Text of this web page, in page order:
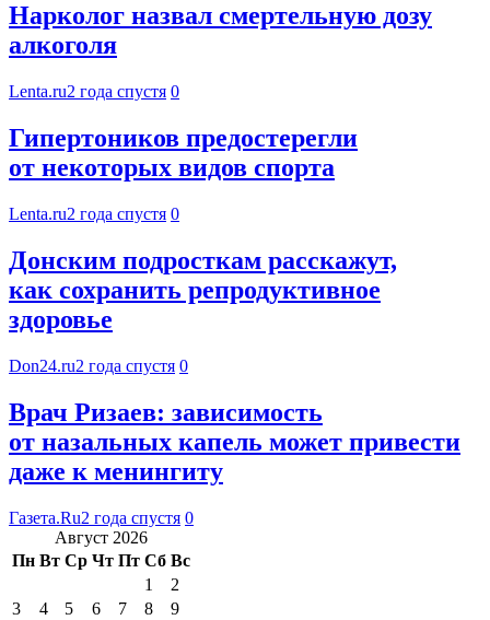
Нарколог назвал смертельную дозу
алкоголя
Lenta.ru2 года спустя 0
Гипертоников предостерегли
от некоторых видов спорта
Lenta.ru2 года спустя 0
Донским подросткам расскажут,
как сохранить репродуктивное
здоровье
Don24.ru2 года спустя 0
Врач Ризаев: зависимость
от назальных капель может привести
даже к менингиту
Газета.Ru2 года спустя 0
Август 2026
Пн Вт Ср Чт Пт Сб Вс
1
2
3
4 5 6 7 8
9